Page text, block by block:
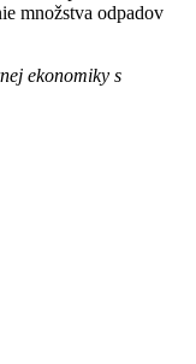
množstva odpadov
ekonomiky s